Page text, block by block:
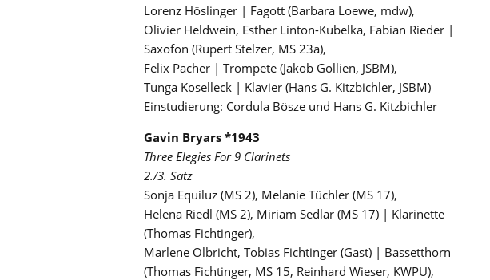
Lorenz Höslinger | Fagott (Barbara Loewe, mdw),
Olivier Heldwein, Esther Linton-Kubelka, Fabian Rieder |
Saxofon (Rupert Stelzer, MS 23a),
Felix Pacher | Trompete (Jakob Gollien, JSBM),
Tunga Koselleck | Klavier (Hans G. Kitzbichler, JSBM)
Einstudierung: Cordula Bösze und Hans G. Kitzbichler
Gavin Bryars *1943
Three Elegies For 9 Clarinets
2./3. Satz
Sonja Equiluz (MS 2), Melanie Tüchler (MS 17),
Helena Riedl (MS 2), Miriam Sedlar (MS 17) | Klarinette
(Thomas Fichtinger),
Marlene Olbricht, Tobias Fichtinger (Gast) | Bassetthorn
(Thomas Fichtinger, MS 15, Reinhard Wieser, KWPU),